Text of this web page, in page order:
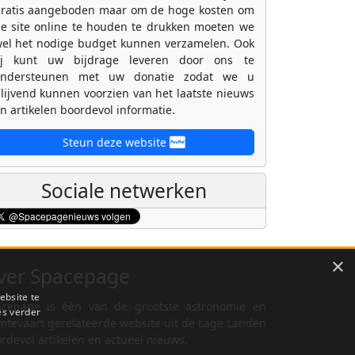
aangeboden maar om de hoge kosten om
site online te houden te drukken moeten we
het nodige budget kunnen verzamelen. Ook
kunt uw bijdrage leveren door ons te
met uw donatie zodat we u
kunnen voorzien van het laatste nieuws
artikelen boordevol informatie.
Steun deze website
Sociale netwerken
is één van de grootste astronomie en
×
te
verder